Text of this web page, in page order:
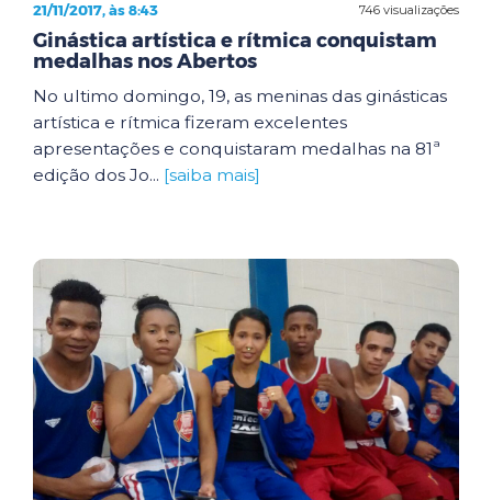
746 visualizações
21/11/2017, às 8:43
Ginástica artística e rítmica conquistam
medalhas nos Abertos
No ultimo domingo, 19, as meninas das ginásticas
artística e rítmica fizeram excelentes
apresentações e conquistaram medalhas na 81ª
edição dos Jo... [saiba mais]